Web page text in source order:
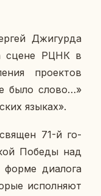
Джи­гур­да
сцене РЦНК в
про­ек­тов
было слово…»
языках».
71-й го­
Победы над
диа­ло­га
ис­пол­ня­ют